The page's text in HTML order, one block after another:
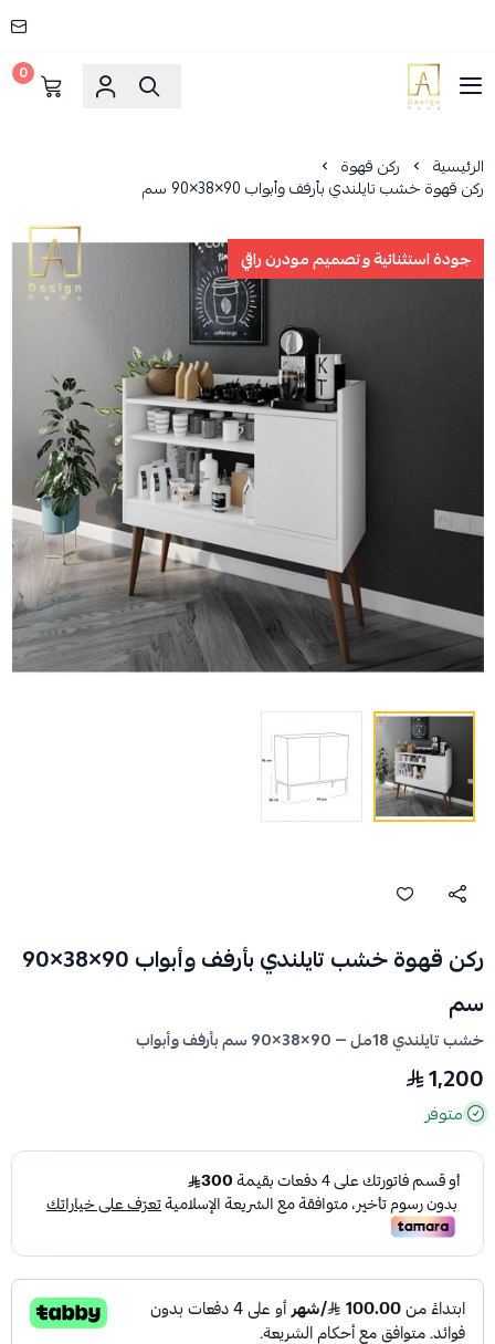
AD HOME
0
الرئيسية ركن قهوة
ركن قهوة خشب تايلندي بأرفف وأبواب 90×38×90 سم
جودة استثنائية وتصميم مودرن راقي
ركن قهوة خشب تايلندي بأرفف وأبواب 90×38×90
سم
خشب تايلندي 18مل — 90×38×90 سم بأرفف وأبواب
1,200
متوفر